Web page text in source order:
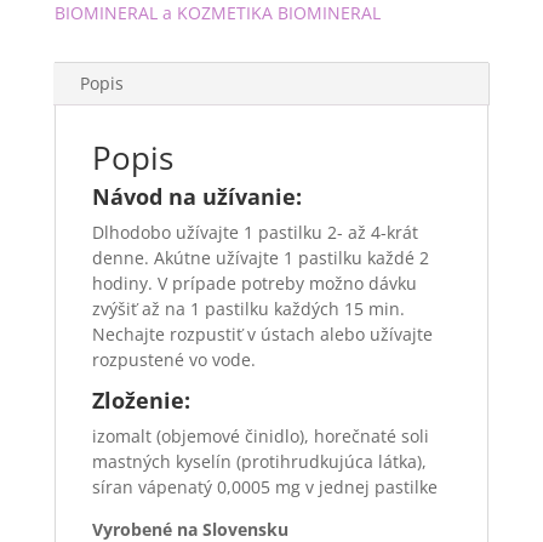
BIOMINERAL a KOZMETIKA BIOMINERAL
Popis
Popis
Návod na užívanie:
Dlhodobo užívajte 1 pastilku 2- až 4-krát
denne. Akútne užívajte 1 pastilku každé 2
hodiny. V prípade potreby možno dávku
zvýšiť až na 1 pastilku každých 15 min.
Nechajte roz­pustiť v ústach alebo užívajte
rozpustené vo vode.
Zloženie:
izomalt (objemové činidlo), horečnaté soli
mastných ky­selín (protihrudkujúca látka),
síran vápenatý 0,0005 mg v jednej pastilke
Vyrobené na Slovensku